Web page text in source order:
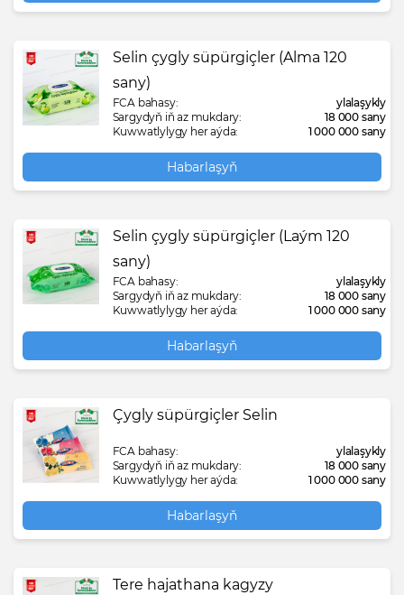
Selin çygly süpürgiçler (Alma 120
sany)
FCA bahasy:
ylalaşykly
Sargydyň iň az mukdary:
18 000 sany
Kuwwatlylygy her aýda:
1 000 000 sany
Habarlaşyň
Selin çygly süpürgiçler (Laým 120
sany)
FCA bahasy:
ylalaşykly
Sargydyň iň az mukdary:
18 000 sany
Kuwwatlylygy her aýda:
1 000 000 sany
Habarlaşyň
Çygly süpürgiçler Selin
FCA bahasy:
ylalaşykly
Sargydyň iň az mukdary:
18 000 sany
Kuwwatlylygy her aýda:
1 000 000 sany
Habarlaşyň
Tere hajathana kagyzy